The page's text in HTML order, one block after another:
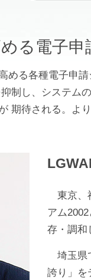
る電子
める各種電子申
制し、システム
期待される。よ
東京、
アム
存・調和
埼玉県
誇り」を